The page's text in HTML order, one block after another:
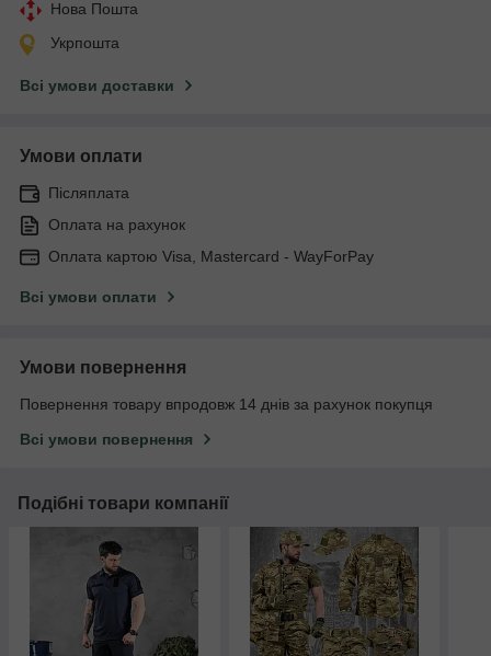
Нова Пошта
Укрпошта
Всі умови доставки
Умови оплати
Післяплата
Оплата на рахунок
Оплата картою Visa, Mastercard - WayForPay
Всі умови оплати
Умови повернення
Повернення товару впродовж 14 днів за рахунок покупця
Всі умови повернення
Подібні товари компанії